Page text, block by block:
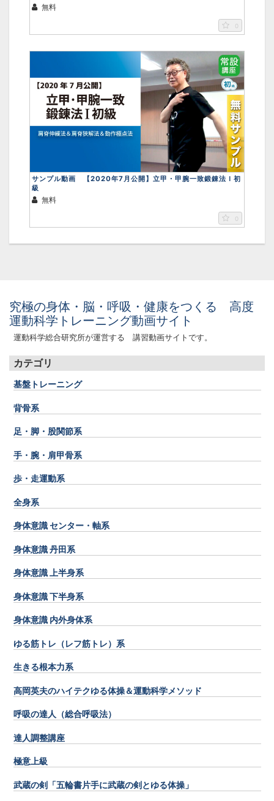
無料
0
サンプル動画 【2020年7月公開】立甲・甲腕一致鍛錬法Ｉ初
級
無料
0
究極の身体・脳・呼吸・健康をつくる 高度
運動科学トレーニング動画サイト
運動科学総合研究所が運営する 講習動画サイトです。
カテゴリ
基盤トレーニング
背骨系
足・脚・股関節系
手・腕・肩甲骨系
歩・走運動系
全身系
身体意識 センター・軸系
身体意識 丹田系
身体意識 上半身系
身体意識 下半身系
身体意識 内外身体系
ゆる筋トレ（レフ筋トレ）系
生きる根本力系
高岡英夫のハイテクゆる体操＆運動科学メソッド
呼吸の達人（総合呼吸法）
達人調整講座
極意上級
武蔵の剣「五輪書片手に武蔵の剣とゆる体操」